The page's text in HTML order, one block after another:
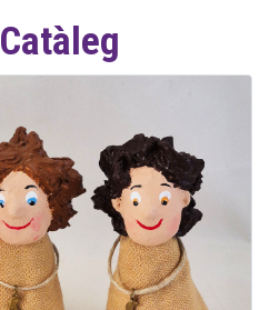
Catàleg